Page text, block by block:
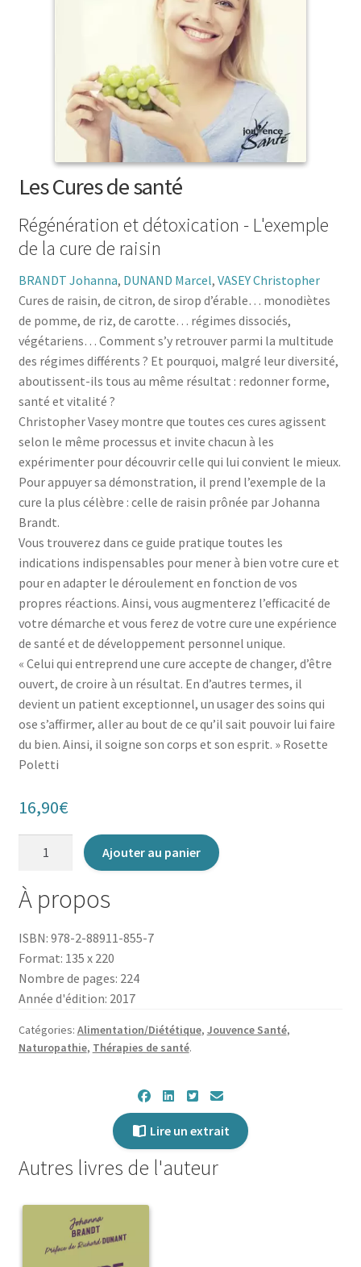
Collections
Les Cures de santé
Régénération et détoxication - L'exemple
de la cure de raisin
BRANDT Johanna, DUNAND Marcel, VASEY Christopher
Cures de raisin, de citron, de sirop d’érable… monodiètes
de pomme, de riz, de carotte… régimes dissociés,
végétariens… Comment s’y retrouver parmi la multitude
des régimes différents ? Et pourquoi, malgré leur diversité,
aboutissent-ils tous au même résultat : redonner forme,
santé et vitalité ?
Christopher Vasey montre que toutes ces cures agissent
selon le même processus et invite chacun à les
expérimenter pour découvrir celle qui lui convient le mieux.
Pour appuyer sa démonstration, il prend l’exemple de la
cure la plus célèbre : celle de raisin prônée par Johanna
Brandt.
Vous trouverez dans ce guide pratique toutes les
indications indispensables pour mener à bien votre cure et
pour en adapter le déroulement en fonction de vos
propres réactions. Ainsi, vous augmenterez l’efficacité de
votre démarche et vous ferez de votre cure une expérience
de santé et de développement personnel unique.
« Celui qui entreprend une cure accepte de changer, d’être
ouvert, de croire à un résultat. En d’autres termes, il
devient un patient exceptionnel, un usager des soins qui
ose s’affirmer, aller au bout de ce qu’il sait pouvoir lui faire
du bien. Ainsi, il soigne son corps et son esprit. » Rosette
Poletti
16,90€
Les
Cures
santé
Ajouter au panier
À propos
ISBN: 978-2-88911-855-7
Format: 135 x 220
Nombre de pages: 224
Année d'édition: 2017
Catégories: Alimentation/Diététique, Jouvence Santé,
Naturopathie, Thérapies de santé.
Lire un extrait
Autres livres de l'auteur